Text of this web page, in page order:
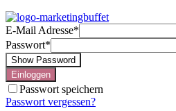
E-Mail Adresse*
Passwort*
Show Password
Einloggen
Passwort speichern
Passwort vergessen?